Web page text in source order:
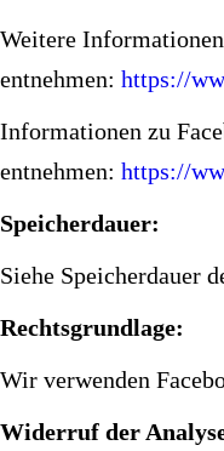
Weitere
entnehmen: https://
Informationen zu
entnehmen: https://
Speicherdauer:
Siehe Speicherdauer
Rechtsgrundlage:
Wir verwenden
Widerruf der